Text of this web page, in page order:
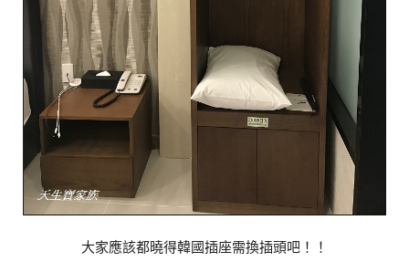
大家應該都曉得韓國插座需換插頭吧！！